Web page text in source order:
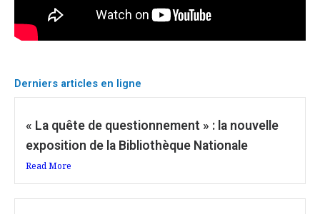
Derniers articles en ligne
« La quête de questionnement » : la nouvelle
exposition de la Bibliothèque Nationale
Read More